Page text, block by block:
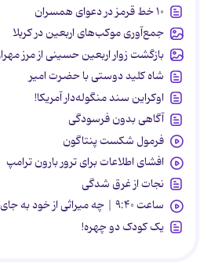
۱۰ خط قرمز در دعوای همسران
جمع‌آوری موکب‌های اربعین در کربلا
بازگشت زوار اربعین حسینی از مرز
شاه کلید دوستی با حضرت امیر
اوکراین سند منگوله‌دار آمریکا!
آگاهی بدون فرسودگی
فرمول شکست پنتاگون
افشای اطلاعات برای ترور بارون ترامپ
نجات از غرق شدگی
ساعت ۹:۴۰ | چه میراثی از خود به جای گذاشت؟
یک کودک دو چهره!